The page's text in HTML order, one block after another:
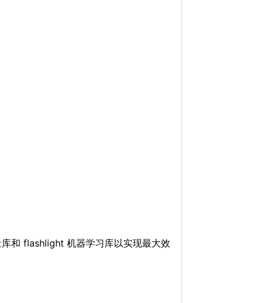
和 flashlight 机器学习库以实现最大效